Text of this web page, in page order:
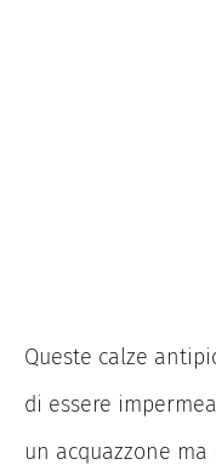
Queste calze
di essere
un acquazzone